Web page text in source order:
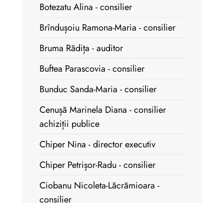
Botezatu Alina - consilier
Brîndușoiu Ramona-Maria - consilier
Bruma Rădița - auditor
Buftea Parascovia - consilier
Bunduc Sanda-Maria - consilier
Cenușă Marinela Diana - consilier
achiziții publice
Chiper Nina - director executiv
Chiper Petrișor-Radu - consilier
Ciobanu Nicoleta-Lăcrămioara -
consilier